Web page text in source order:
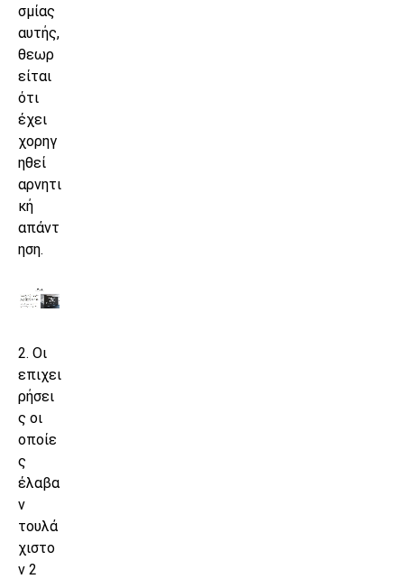
σμίας
αυτής,
θεωρ
είται
ότι
έχει
χορηγ
ηθεί
αρνητι
κή
απάντ
ηση.
2. Οι
επιχει
ρήσει
ς οι
οποίε
ς
έλαβα
ν
τουλά
χιστο
ν 2